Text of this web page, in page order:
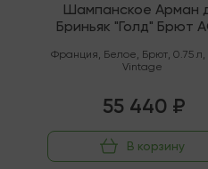
Шампанское Арман
Бриньяк "Голд" Брют
Франция, Белое, Брют,0.75 л,
Vintage
55 440 ₽
В корзину